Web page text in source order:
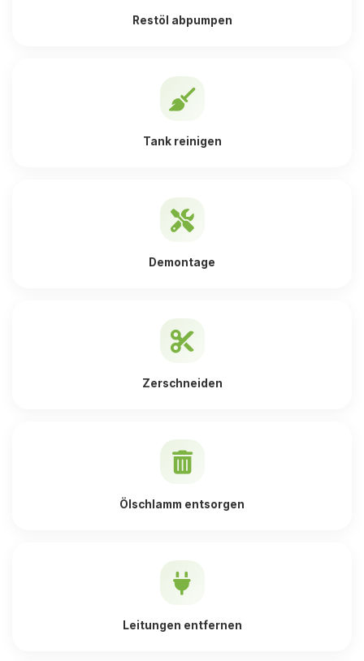
Restöl abpumpen
Tank reinigen
Demontage
Zerschneiden
Ölschlamm entsorgen
Leitungen entfernen